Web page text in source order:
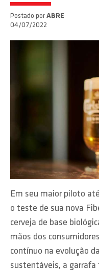
Postado por ABRE
04/07/2022
Em seu maior piloto
o teste de sua nova
cerveja de base
mãos dos
contínuo na evolução
sustentáveis, a